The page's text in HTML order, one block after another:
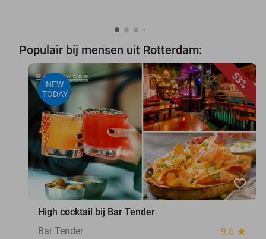
Populair bij mensen uit Rotterdam:
53%
NEW
TODAY
favorite_border
High cocktail bij Bar Tender
Bar Tender
9.6 star